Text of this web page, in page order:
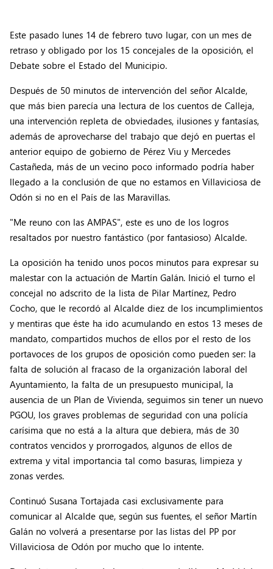
Este pasado lunes 14 de febrero tuvo lugar, con un mes de
retraso y obligado por los 15 concejales de la oposición, el
Debate sobre el Estado del Municipio.
Después de 50 minutos de intervención del señor Alcalde,
que más bien parecía una lectura de los cuentos de Calleja,
una intervención repleta de obviedades, ilusiones y fantasías,
además de aprovecharse del trabajo que dejó en puertas el
anterior equipo de gobierno de Pérez Viu y Mercedes
Castañeda, más de un vecino poco informado podría haber
llegado a la conclusión de que no estamos en Villaviciosa de
Odón si no en el País de las Maravillas.
"Me reuno con las AMPAS", este es uno de los logros
resaltados por nuestro fantástico (por fantasioso) Alcalde.
La oposición ha tenido unos pocos minutos para expresar su
malestar con la actuación de Martín Galán. Inició el turno el
concejal no adscrito de la lista de Pilar Martínez, Pedro
Cocho, que le recordó al Alcalde diez de los incumplimientos
y mentiras que éste ha ido acumulando en estos 13 meses de
mandato, compartidos muchos de ellos por el resto de los
portavoces de los grupos de oposición como pueden ser: la
falta de solución al fracaso de la organización laboral del
Ayuntamiento, la falta de un presupuesto municipal, la
ausencia de un Plan de Vivienda, seguimos sin tener un nuevo
PGOU, los graves problemas de seguridad con una polícía
carísima que no está a la altura que debiera, más de 30
contratos vencidos y prorrogados, algunos de ellos de
extrema y vital importancia tal como basuras, limpieza y
zonas verdes.
Continuó Susana Tortajada casi exclusivamente para
comunicar al Alcalde que, según sus fuentes, el señor Martín
Galán no volverá a presentarse por las listas del PP por
Villaviciosa de Odón por mucho que lo intente.